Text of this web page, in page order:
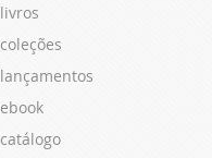
livros
coleções
lançamentos
ebook
catálogo